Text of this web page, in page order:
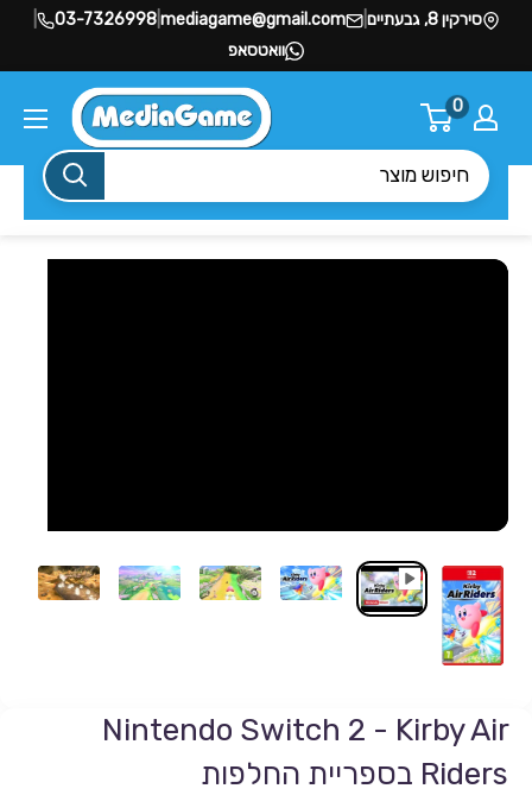
סירקין 8, גבעתיים |
mediagame@gmail.com
|
03-7326998
וואטסאפ
0
Nintendo Switch 2 - Kirby Air
Riders בספריית החלפות